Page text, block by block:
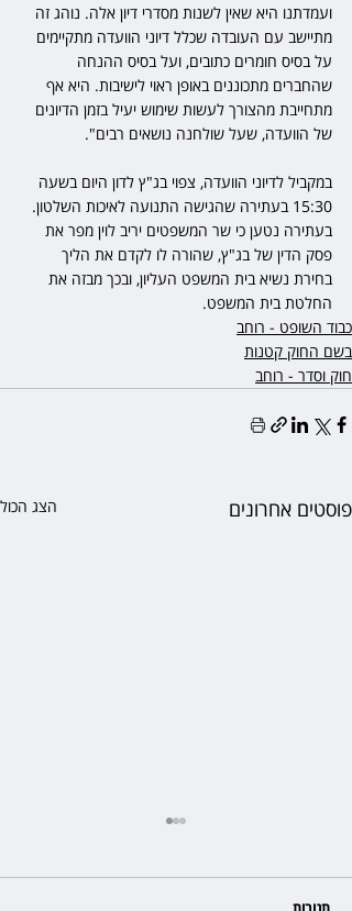
ועמדתנו היא שאין לשנות מסדרי דיון אלה. נוהג זה
מתיישב עם העובדה שכלל דיוני הוועדה מתקיימים
על בסיס חומרים כתובים, ועל בסיס ההנחה
שהחברים מתכוננים באופן ראוי לישיבות. היא אף
מתחייבת מהצורך לעשות שימוש יעיל בזמן הדיונים
של הוועדה, שעל שולחנה נושאים רבים".
במקביל לדיוני הוועדה, צפוי בג"ץ לדון היום בשעה
15:30 בעתירה שהגישה התנועה לאיכות השלטון.
בעתירה נטען כי שר המשפטים יריב לוין מפר את
פסק הדין של בג"ץ, שהורה לו לקדם את הליך
בחירת נשיא בית המשפט העליון, ובכך מבזה את
החלטת בית המשפט.
כבוד השופט - רוחב
בשם החוק קטנות
חוק וסדר - רוחב
פוסטים אחרונים הצג הכול